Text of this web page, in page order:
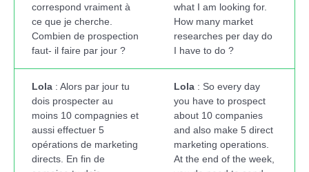
correspond vraiment à
ce que je cherche.
Combien de prospection
faut- il faire par jour ?
what I am looking for.
How many market
researches per day do
I have to do ?
Lola : Alors par jour tu
dois prospecter au
moins 10 compagnies et
aussi effectuer 5
opérations de marketing
directs. En fin de
Lola : So every day
you have to prospect
about 10 companies
and also make 5 direct
marketing operations.
At the end of the week,